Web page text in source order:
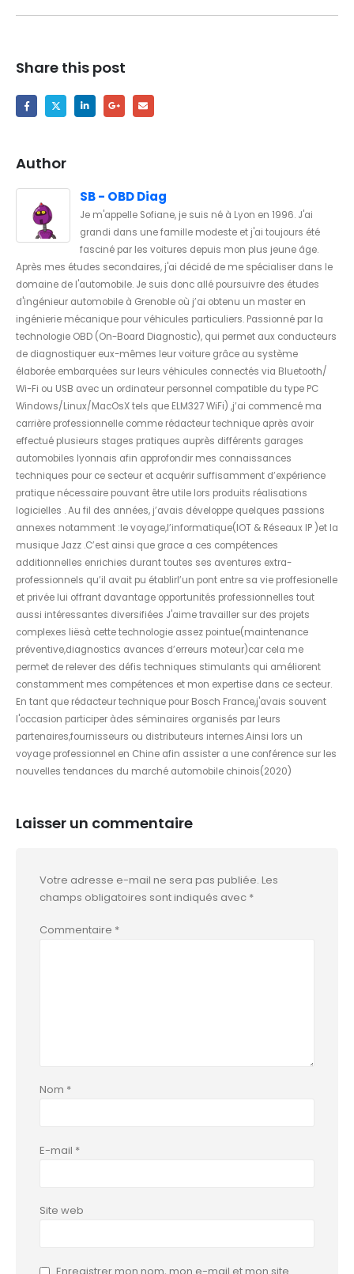
Share this post
Author
SB - OBD Diag
Je m'appelle Sofiane, je suis né à Lyon en 1996. J'ai
grandi dans une famille modeste et j'ai toujours été
fasciné par les voitures depuis mon plus jeune âge.
Après mes études secondaires, j'ai décidé de me spécialiser dans le
domaine de l'automobile. Je suis donc allé poursuivre des études
d'ingénieur automobile à Grenoble où j’ai obtenu un master en
ingénierie mécanique pour véhicules particuliers. Passionné par la
technologie OBD (On-Board Diagnostic), qui permet aux conducteurs
de diagnostiquer eux-mêmes leur voiture grâce au système
élaborée embarquées sur leurs véhicules connectés via Bluetooth/
Wi-Fi ou USB avec un ordinateur personnel compatible du type PC
Windows/Linux/MacOsX tels que ELM327 WiFi) ,j’ai commencé ma
carrière professionnelle comme rédacteur technique après avoir
effectué plusieurs stages pratiques auprès différents garages
automobiles lyonnais afin approfondir mes connaissances
techniques pour ce secteur et acquérir suffisamment d’expérience
pratique nécessaire pouvant être utile lors produits réalisations
logicielles . Au fil des années, j’avais développe quelques passions
annexes notamment :le voyage,l’informatique(IOT & Réseaux IP )et la
musique Jazz .C’est ainsi que grace a ces compétences
additionnelles enrichies durant toutes ses aventures extra-
professionnels qu’il avait pu établirl’un pont entre sa vie proffesionelle
et privée lui offrant davantage opportunités professionnelles tout
aussi intéressantes diversifiées J'aime travailler sur des projets
complexes liësà cette technologie assez pointue(maintenance
préventive,diagnostics avances d’erreurs moteur)car cela me
permet de relever des défis techniques stimulants qui améliorent
constamment mes compétences et mon expertise dans ce secteur.
En tant que rédacteur technique pour Bosch France,j'avais souvent
l'occasion participer àdes séminaires organisés par leurs
partenaires,fournisseurs ou distributeurs internes.Ainsi lors un
voyage professionnel en Chine afin assister a une conférence sur les
nouvelles tendances du marché automobile chinois(2020)
Laisser un commentaire
Votre adresse e-mail ne sera pas publiée. Les
champs obligatoires sont indiqués avec *
Commentaire *
Nom *
E-mail *
Site web